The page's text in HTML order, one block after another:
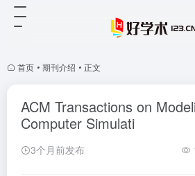
首页 • 期刊介绍 • 正文
ACM Transactions on
Computer Simulati
3个月前发布